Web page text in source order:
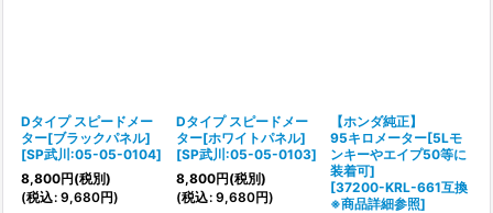
Dタイプ スピードメー
ター[ブラックパネル]
[SP武川:05-05-0104]
8,800円(税別)
(税込: 9,680円)
Dタイプ スピードメー
ター[ホワイトパネル]
[SP武川:05-05-0103]
8,800円(税別)
(税込: 9,680円)
【ホンダ純正】
95キロメーター[5Lモ
ンキーやエイプ50等に
装着可]
[37200-KRL-661互換
※商品詳細参照]